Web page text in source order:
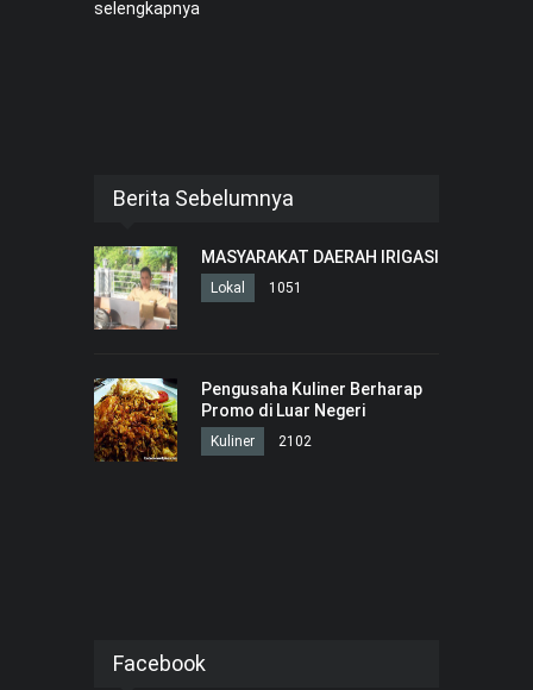
selengkapnya
Berita Sebelumnya
MASYARAKAT DAERAH IRIGASI
Lokal 1051
Pengusaha Kuliner Berharap
Promo di Luar Negeri
Kuliner 2102
Facebook